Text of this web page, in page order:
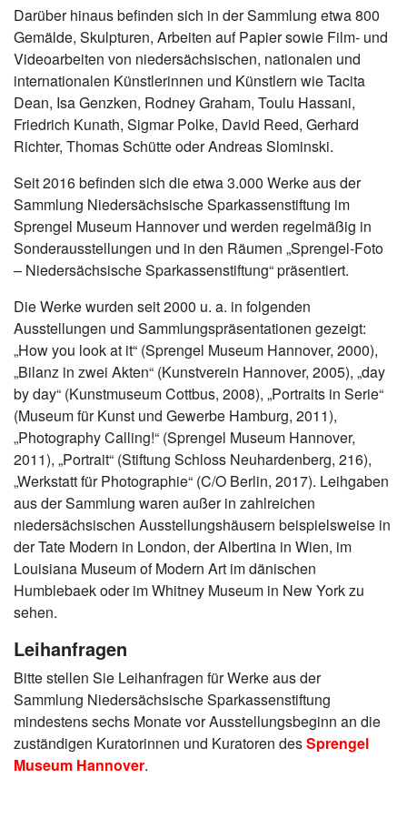
Darüber hinaus befinden sich in der Sammlung etwa 800
Gemälde, Skulpturen, Arbeiten auf Papier sowie Film- und
Videoarbeiten von niedersächsischen, nationalen und
internationalen Künstlerinnen und Künstlern wie Tacita
Dean, Isa Genzken, Rodney Graham, Toulu Hassani,
Friedrich Kunath, Sigmar Polke, David Reed, Gerhard
Richter, Thomas Schütte oder Andreas Slominski.
Seit 2016 befinden sich die etwa 3.000 Werke aus der
Sammlung Niedersächsische Sparkassenstiftung im
Sprengel Museum Hannover und werden regelmäßig in
Sonderausstellungen und in den Räumen „Sprengel-Foto
– Niedersächsische Sparkassenstiftung“ präsentiert.
Die Werke wurden seit 2000 u. a. in folgenden
Ausstellungen und Sammlungspräsentationen gezeigt:
„How you look at it“ (Sprengel Museum Hannover, 2000),
„Bilanz in zwei Akten“ (Kunstverein Hannover, 2005), „day
by day“ (Kunstmuseum Cottbus, 2008), „Portraits in Serie“
(Museum für Kunst und Gewerbe Hamburg, 2011),
„Photography Calling!“ (Sprengel Museum Hannover,
2011), „Portrait“ (Stiftung Schloss Neuhardenberg, 216),
„Werkstatt für Photographie“ (C/O Berlin, 2017). Leihgaben
aus der Sammlung waren außer in zahlreichen
niedersächsischen Ausstellungshäusern beispielsweise in
der Tate Modern in London, der Albertina in Wien, im
Louisiana Museum of Modern Art im dänischen
Humblebaek oder im Whitney Museum in New York zu
sehen.
Leihanfragen
Bitte stellen Sie Leihanfragen für Werke aus der
Sammlung Niedersächsische Sparkassenstiftung
mindestens sechs Monate vor Ausstellungsbeginn an die
zuständigen Kuratorinnen und Kuratoren desSprengel
Museum Hannover.